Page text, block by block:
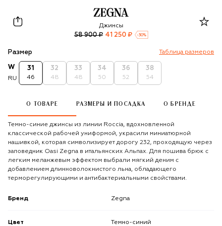
Zegna
Джинсы
58 900 ₽ 41 250 ₽ -30%
Размер Таблица размеров
W
RU
31
46
32
48
33
48
34
50
36
52
38
54
О ТОВАРЕ РАЗМЕРЫ И ПОСАДКА О БРЕНДЕ
Темно-синие джинсы из линии Roccia, вдохновленной
классической рабочей униформой, украсили миниатюрной
нашивкой, которая символизирует дорогу 232, проходящую через
заповедник Oasi Zegna в итальянских Альпах. Для пошива брюк с
легким меланжевым эффектом выбрали мягкий деним с
добавлением длинноволокнистого льна, обладающего
терморегулирующими и антибактериальными свойствами.
Бренд Zegna
Цвет Темно-синий